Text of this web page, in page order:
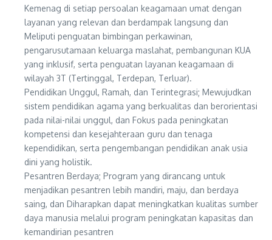
Kemenag di setiap persoalan keagamaan umat dengan
layanan yang relevan dan berdampak langsung dan
Meliputi penguatan bimbingan perkawinan,
pengarusutamaan keluarga maslahat, pembangunan KUA
yang inklusif, serta penguatan layanan keagamaan di
wilayah 3T (Tertinggal, Terdepan, Terluar).
Pendidikan Unggul, Ramah, dan Terintegrasi; Mewujudkan
sistem pendidikan agama yang berkualitas dan berorientasi
pada nilai-nilai unggul, dan Fokus pada peningkatan
kompetensi dan kesejahteraan guru dan tenaga
kependidikan, serta pengembangan pendidikan anak usia
dini yang holistik.
Pesantren Berdaya; Program yang dirancang untuk
menjadikan pesantren lebih mandiri, maju, dan berdaya
saing, dan Diharapkan dapat meningkatkan kualitas sumber
daya manusia melalui program peningkatan kapasitas dan
kemandirian pesantren